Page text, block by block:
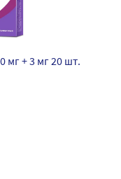
мг + 3 мг 20 шт.